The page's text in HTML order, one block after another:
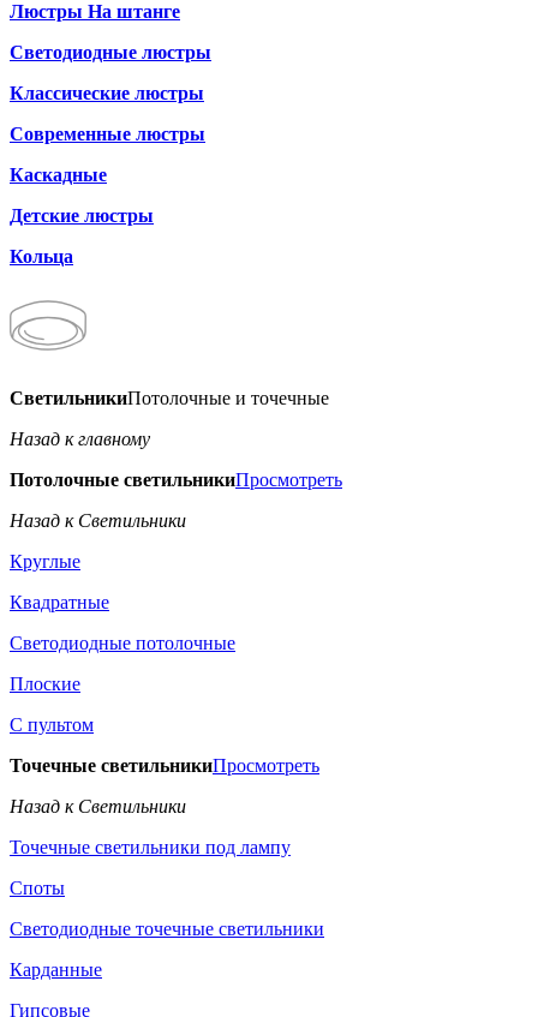
Люстры На штанге
Светодиодные люстры
Классические люстры
Современные люстры
Каскадные
Детские люстры
Кольца
СветильникиПотолочные и точечные
Назад к главному
Потолочные светильникиПросмотреть
Назад к Светильники
Круглые
Квадратные
Светодиодные потолочные
Плоские
С пультом
Точечные светильникиПросмотреть
Назад к Светильники
Точечные светильники под лампу
Споты
Светодиодные точечные светильники
Карданные
Гипсовые